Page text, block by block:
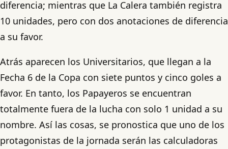
diferencia; mientras que La Calera también registra
10 unidades, pero con dos anotaciones de diferencia
a su favor.
Atrás aparecen los Universitarios, que llegan a la
Fecha 6 de la Copa con siete puntos y cinco goles a
favor. En tanto, los Papayeros se encuentran
totalmente fuera de la lucha con solo 1 unidad a su
nombre. Así las cosas, se pronostica que uno de los
protagonistas de la jornada serán las calculadoras